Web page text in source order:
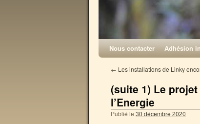
Nous contacter Adhésion
← Les installations de Linky
(suite 1) Le
l’Energie
Publié le 30 décembre 2020